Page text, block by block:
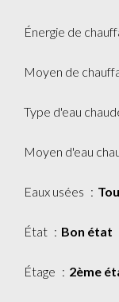
Énergie de
Moyen de
Type d'eau
Moyen d'eau
Eaux usées
État Bon état
Étage 2ème